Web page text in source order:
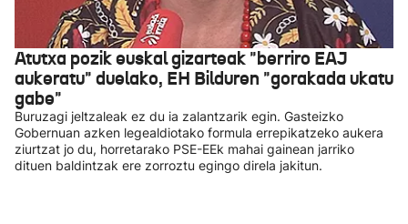
Atutxa pozik euskal gizarteak "berriro EAJ
aukeratu" duelako, EH Bilduren "gorakada ukatu
gabe"
Buruzagi jeltzaleak ez du ia zalantzarik egin. Gasteizko
Gobernuan azken legealdiotako formula errepikatzeko aukera
ziurtzat jo du, horretarako PSE-EEk mahai gainean jarriko
dituen baldintzak ere zorroztu egingo direla jakitun.